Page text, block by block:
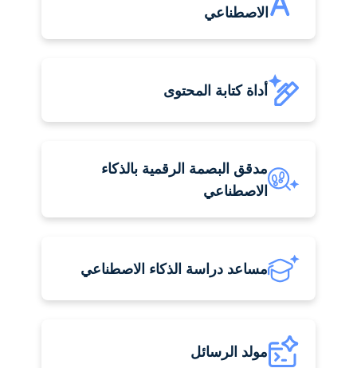
الاصطناعي
أداة كتابة المحتوى
مدقق البصمة الرقمية بالذكاء
الاصطناعي
مساعد دراسة الذكاء الاصطناعي
مولد الرسائل